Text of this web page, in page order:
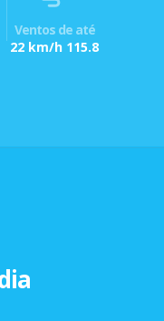
Ventos de até
22 km/h 115.8